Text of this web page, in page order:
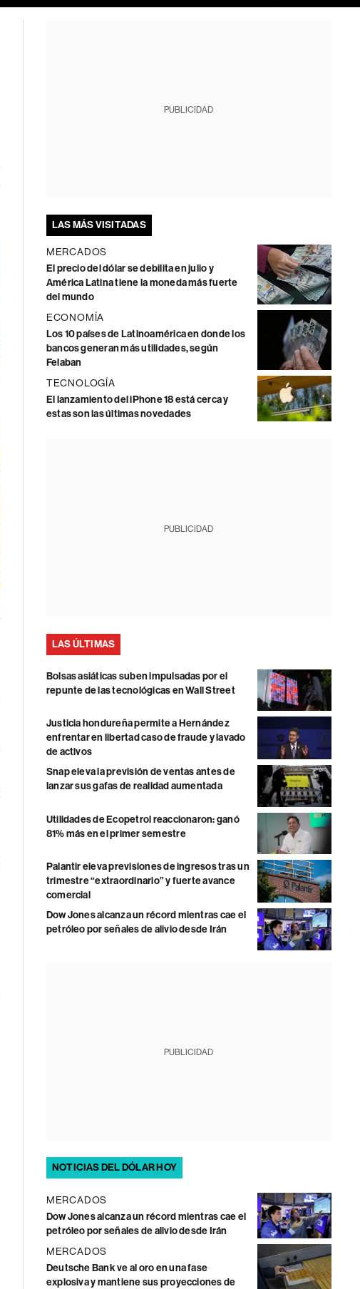
PUBLICIDAD
LAS MÁS VISITADAS
MERCADOS
El precio del dólar se debilita en julio y
América Latina tiene la moneda más fuerte
del mundo
ECONOMÍA
Los 10 países de Latinoamérica en donde los
bancos generan más utilidades, según
Felaban
TECNOLOGÍA
El lanzamiento del iPhone 18 está cerca y
estas son las últimas novedades
PUBLICIDAD
LAS ÚLTIMAS
Bolsas asiáticas suben impulsadas por el
repunte de las tecnológicas en Wall Street
Justicia hondureña permite a Hernández
enfrentar en libertad caso de fraude y lavado
de activos
Snap eleva la previsión de ventas antes de
lanzar sus gafas de realidad aumentada
Utilidades de Ecopetrol reaccionaron: ganó
81% más en el primer semestre
Palantir eleva previsiones de ingresos tras un
trimestre “extraordinario” y fuerte avance
comercial
Dow Jones alcanza un récord mientras cae el
petróleo por señales de alivio desde Irán
PUBLICIDAD
NOTICIAS DEL DÓLAR HOY
MERCADOS
Dow Jones alcanza un récord mientras cae el
petróleo por señales de alivio desde Irán
MERCADOS
Deutsche Bank ve al oro en una fase
explosiva y mantiene sus proyecciones de